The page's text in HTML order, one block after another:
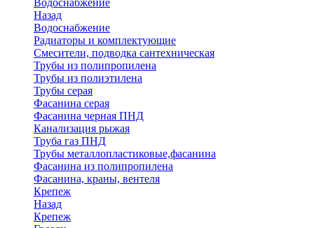
Водоснабжение
Назад
Водоснабжение
Радиаторы и комплектующие
Смесители, подводка сантехническая
Трубы из полипропилена
Трубы из полиэтилена
Трубы серая
Фасанина серая
Фасанина черная ПНД
Канализация рыжая
Труба газ ПНД
Трубы металлопластиковые,фасанина
Фасанина из полипропилена
Фасанина, краны, вентеля
Крепеж
Назад
Крепеж